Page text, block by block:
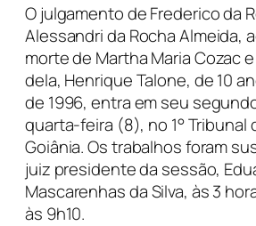
O julgamento de Frederico da
Alessandri da Rocha Almeida,
morte de Martha Maria Cozac
dela, Henrique Talone, de 10
de 1996, entra em seu
quarta-feira (8), no 1° Tribunal
Goiânia. Os trabalhos foram
juiz presidente da sessão,
Mascarenhas da Silva, às 3
às 9h10.